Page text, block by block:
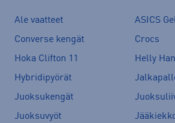
Ale vaatteet
ASICS
Converse kengät
Crocs
Hoka Clifton 11
Helly
Hybridipyörät
Juoksukengät
Juoksuvyöt